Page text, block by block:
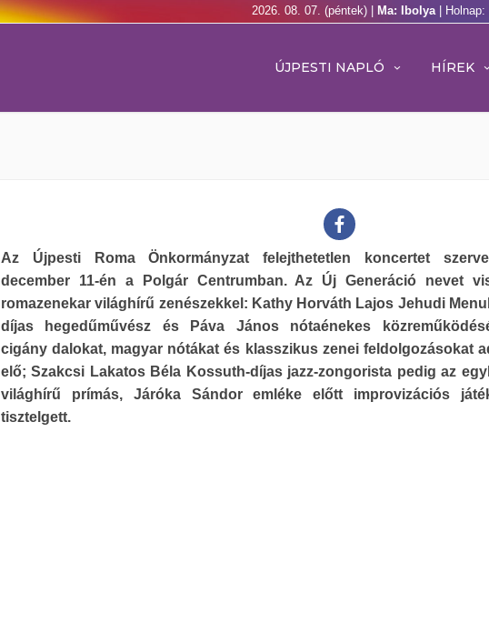
2026. 08. 07. (péntek) | Ma: Ibolya |
ÚJPESTI NAPLÓ HÍREK
Az Újpesti Roma Önkormányzat felejthetetlen koncertet
december 11-én a Polgár Centrumban. Az Új Generáció nevet
romazenekar világhírű zenészekkel: Kathy Horváth Lajos Jehudi
díjas hegedűművész és Páva János nótaénekes
cigány dalokat, magyar nótákat és klasszikus zenei feldolgozásokat
elő; Szakcsi Lakatos Béla Kossuth-díjas jazz-zongorista pedig az
világhírű prímás, Járóka Sándor emléke előtt improvizációs
tisztelgett.